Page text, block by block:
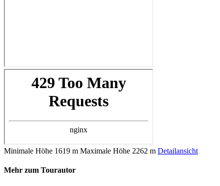
Minimale Höhe 1619 m Maximale Höhe 2262 m Detailansicht
Mehr zum Tourautor